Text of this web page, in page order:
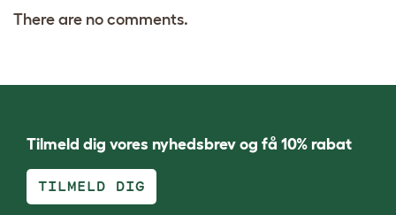
There are no comments.
Tilmeld dig vores nyhedsbrev og få 10% rabat
TILMELD DIG